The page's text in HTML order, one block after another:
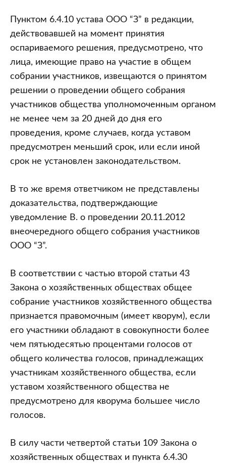
Пунктом 6.4.10 устава ООО “З” в редакции,
действовавшей на момент принятия
оспариваемого решения, предусмотрено, что
лица, имеющие право на участие в общем
собрании участников, извещаются о принятом
решении о проведении общего собрания
участников общества уполномоченным органом
не менее чем за 20 дней до дня его
проведения, кроме случаев, когда уставом
предусмотрен меньший срок, или если иной
срок не установлен законодательством.
В то же время ответчиком не представлены
доказательства, подтверждающие
уведомление В. о проведении 20.11.2012
внеочередного общего собрания участников
ООО “З”.
В соответствии с частью второй статьи 43
Закона о хозяйственных обществах общее
собрание участников хозяйственного общества
признается правомочным (имеет кворум), если
его участники обладают в совокупности более
чем пятьюдесятью процентами голосов от
общего количества голосов, принадлежащих
участникам хозяйственного общества, если
уставом хозяйственного общества не
предусмотрено для кворума большее число
голосов.
В силу части четвертой статьи 109 Закона о
хозяйственных обществах и пункта 6.4.30